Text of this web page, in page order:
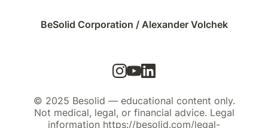
BeSolid Corporation / Alexander Volchek
© 2025 Besolid — educational content only.
Not medical, legal, or financial advice. Legal
information https://besolid.com/legal-